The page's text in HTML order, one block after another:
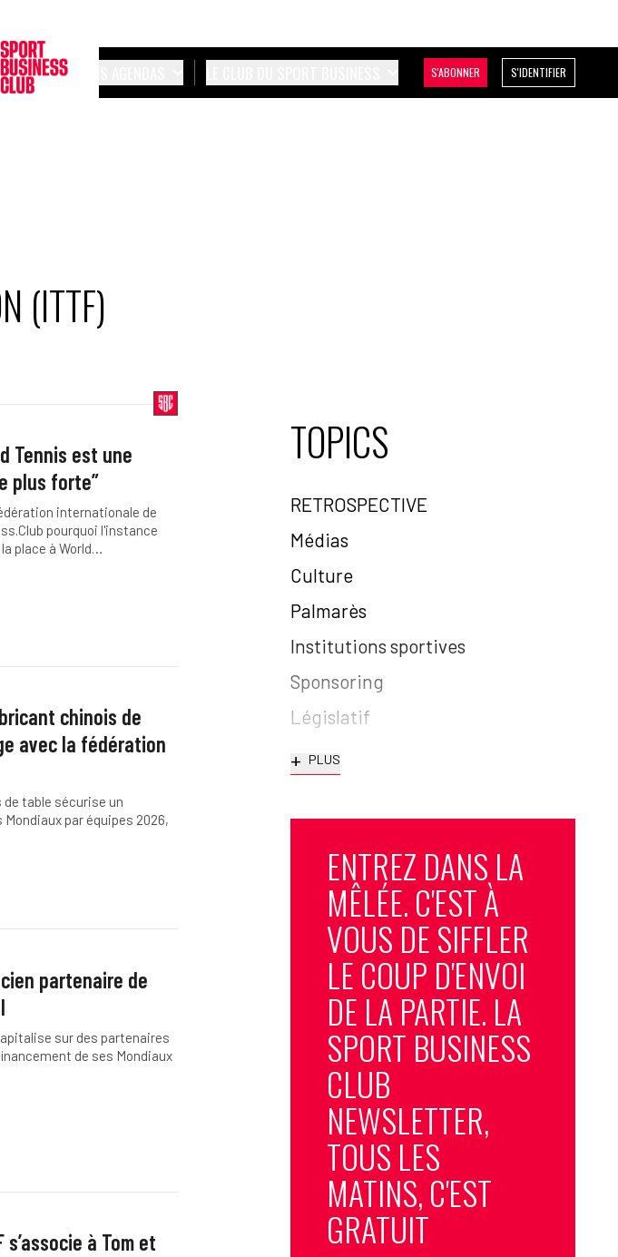
S'ABONNER S'IDENTIFIER
(ITTF)
Tennis est une
plus forte”
internationale de
pourquoi l'instance
place à World…
chinois de
avec la fédération
de table sécurise un
par équipes 2026,
partenaire de
sur des partenaires
de ses Mondiaux
s’associe à Tom et
TOPICS
RETROSPECTIVE
Médias
Culture
Palmarès
Institutions sportives
Sponsoring
Législatif
+ PLUS
ENTREZ DANS LA
MÊLÉE. C'EST À
VOUS DE SIFFLER
LE COUP D'ENVOI
DE LA PARTIE. LA
SPORT BUSINESS
CLUB
NEWSLETTER,
TOUS LES
MATINS, C'EST
GRATUIT